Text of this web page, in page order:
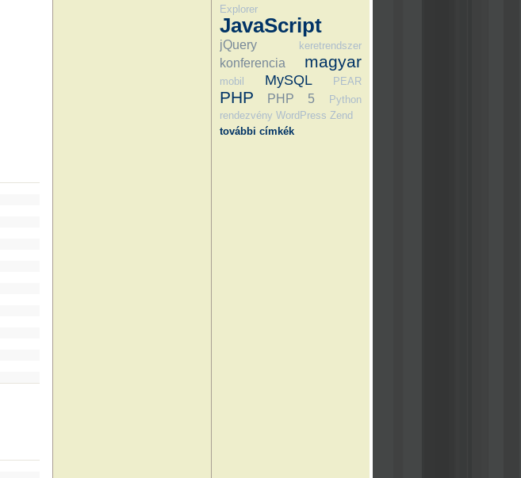
Explorer
JavaScript
jQuery keretrendszer
konferencia magyar
mobil MySQL PEAR
PHP PHP 5
Python
rendezvény WordPress Zend
további címkék